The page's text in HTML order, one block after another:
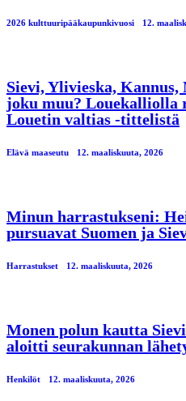
2026 kulttuuripääkaupunkivuosi 12.
Sievi, Ylivieska,
joku muu?
Louetin valtias -tittelistä
Elävä maaseutu 12. maaliskuuta, 2026
Minun harrastukseni:
pursuavat Suomen ja
Harrastukset 12. maaliskuuta, 2026
Monen polun kautta
aloitti seurakunnan
Henkilöt 12. maaliskuuta, 2026